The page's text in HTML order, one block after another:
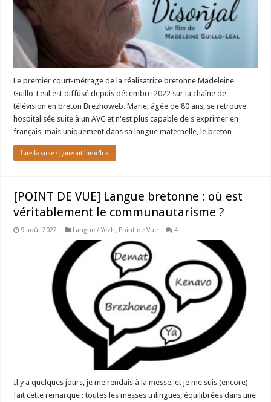
Le premier court-métrage de la réalisatrice bretonne Madeleine
Guillo-Leal est diffusé depuis décembre 2022 sur la chaîne de
télévision en breton Brezhoweb. Marie, âgée de 80 ans, se retrouve
hospitalisée suite à un AVC et n'est plus capable de s'exprimer en
français, mais uniquement dans sa langue maternelle, le breton
Lire la suite / gouzout hiroc'h »
[POINT DE VUE] Langue bretonne : où est
véritablement le communautarisme ?
9 août 2022 Langue / Yezh, Point de Vue 4
Il y a quelques jours, je me rendais à la messe, et je me suis (encore)
fait cette remarque : toutes les messes trilingues, équilibrées dans une